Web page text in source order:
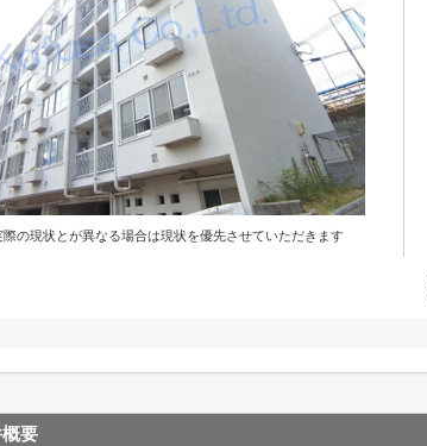
の現状とが異なる場合は現状を優先させていただきます
要